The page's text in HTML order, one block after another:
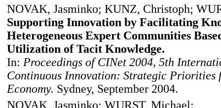
NOVAK, Jasminko; KUNZ, Christoph;
Supporting Innovation by Facilitating
Heterogeneous Expert Communities
Utilization of Tacit Knowledge.
In: Proceedings of CINet 2004, 5th
Continuous Innovation: Strategic Priorities
Economy. Sydney, September 2004.
NOVAK, Jasminko; WURST, Michael: